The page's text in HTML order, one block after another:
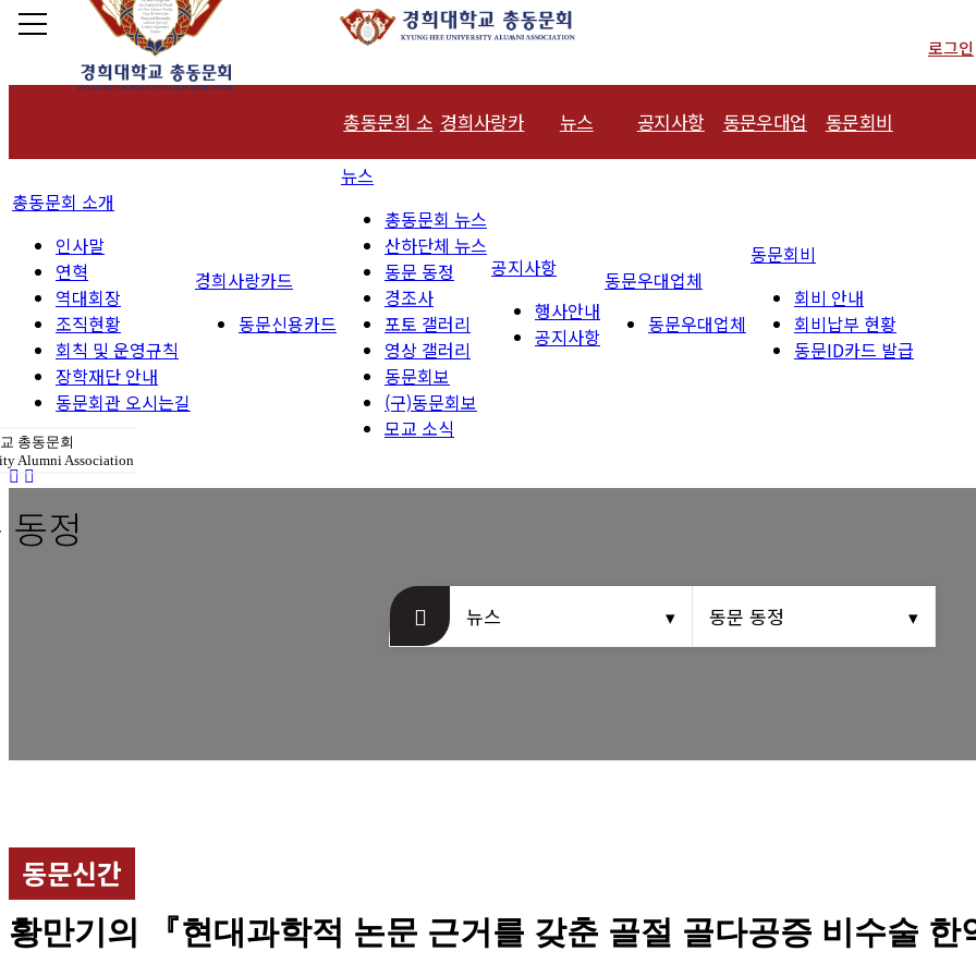
로그인
총동문회 소
연혁
역대회장
조직현황
회칙 및 운영
규칙
시는길
경희사랑카 뉴스
산하단체 뉴
스
공지사항 동문우대업 동문회비
동문ID카드
발급
총동문회 소개
인사말
연혁
역대회장
조직현황
회칙 및 운영규칙
장학재단 안내
동문회관 오시는길
경희사랑카드
동문신용카드
뉴스
총동문회 뉴스
산하단체 뉴스
동문 동정
경조사
포토 갤러리
영상 갤러리
동문회보
(구)동문회보
모교 소식
공지사항
행사안내
공지사항
동문우대업체
동문우대업체
동문회비
회비 안내
회비납부 현황
동문ID카드 발급
총동문회
Alumni Association
정
뉴스 동문 동정
동문신간
황만기의 『현대과학적 논문 근거를 갖춘 골절 골다공증 비수술 한